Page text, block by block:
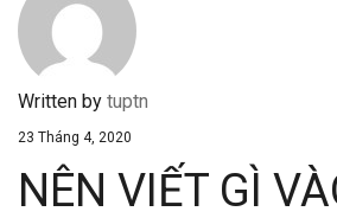
Written by tuptn
23 Tháng 4, 2020
NÊN VIẾT GÌ